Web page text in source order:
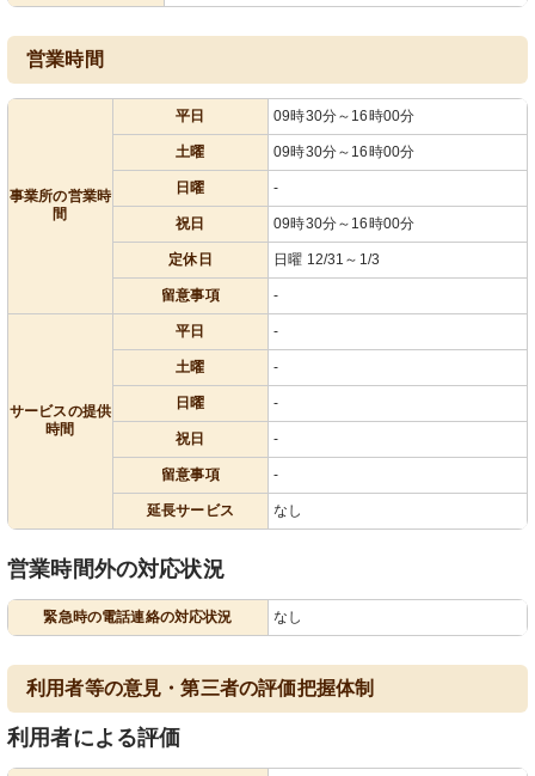
営業時間
事業所の営業時
間
平日 09時30分～16時00分
土曜 09時30分～16時00分
日曜 -
祝日 09時30分～16時00分
定休日 日曜 12/31～1/3
留意事項 -
サービスの提供
時間
平日 -
土曜 -
日曜 -
祝日 -
留意事項 -
延長サービス なし
営業時間外の対応状況
緊急時の電話連絡の対応状況 なし
利用者等の意見・第三者の評価把握体制
利用者による評価